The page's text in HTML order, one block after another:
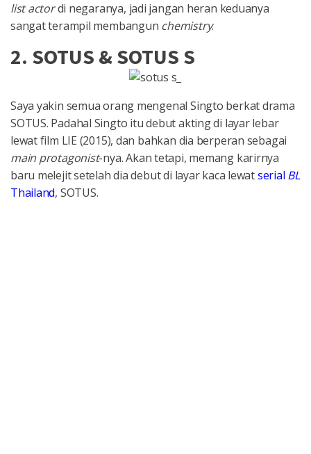
list actordi negaranya, jadi jangan heran keduanya
sangat terampil membangun chemistry.
2. SOTUS & SOTUS S
Saya yakin semua orang mengenal Singto berkat drama
SOTUS. Padahal Singto itu debut akting di layar lebar
lewat film LIE (2015), dan bahkan dia berperan sebagai
main protagonist-nya. Akan tetapi, memang karirnya
baru melejit setelah dia debut di layar kaca lewatserial BL
Thailand, SOTUS.